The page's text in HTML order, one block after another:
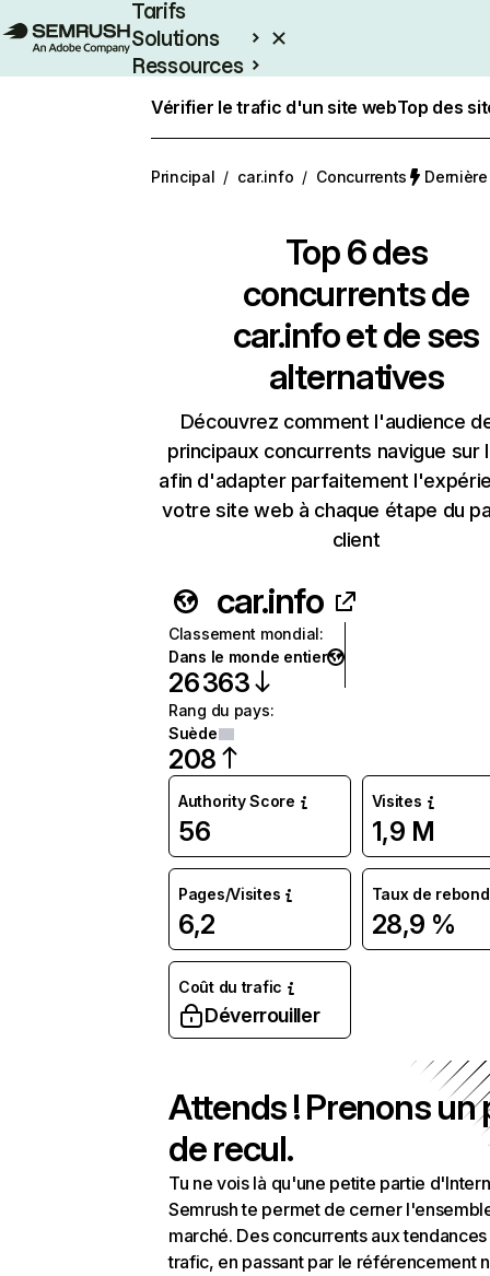
Tarifs
Solutions
Ressources
Vérifier le trafic d'un site webTop des
Principal / car.info / Concurrents
Top 6 des
concurrents de
car.info et de ses
alternatives
Découvrez comment l'audience
principaux concurrents navigue sur
afin d'adapter parfaitement
votre site web à chaque étape du
client
car.info
Classement mondial:
Dans le monde entier
26 363
Rang du pays:
Suède
208
Authority Score
56
Visites
1,9 M
Pages/Visites
6,2
Taux de rebond
28,9 %
Coût du trafic
Déverrouiller
Attends ! Prenons un
de recul.
Tu ne vois là qu'une petite partie
Semrush te permet de cerner
marché. Des concurrents aux
trafic, en passant par le référencement